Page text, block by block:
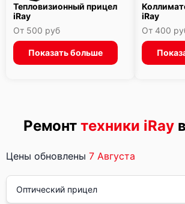
Тепловизионный прицел
iRay
От 500 руб
Показать больше
iRay
От 400
Ремонт техники iRay
Цены обновлены 7 Августа
Оптический прицел